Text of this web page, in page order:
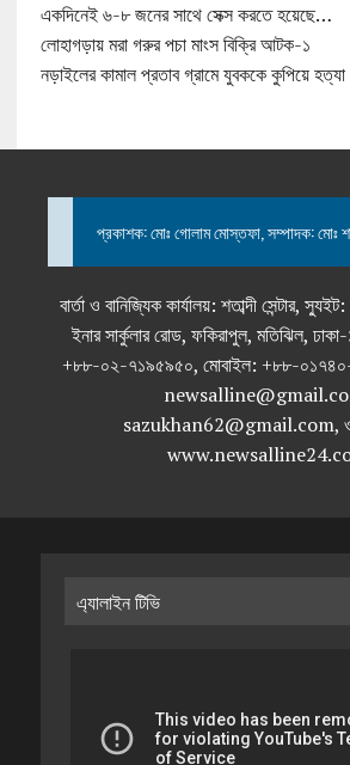
একদিনেই ৬-৮ জনের সাথে সেক্স করতে হয়েছে…
লোহাগড়ায় মরা গরুর পচা মাংস বিক্রি আটক-১
নড়াইলের কামাল প্রতাব গ্রামে যুবককে কুপিয়ে হত্যা
প্রকাশক: মোঃ গোলাম মোস্তফা, সম্পাদক: মোঃ
বার্তা ও বানিজ্যিক কার্যালয়: শতাব্দী সেন্টার,
ইনার সার্কুলার রোড, ফকিরাপুল, মতিঝিল,
+৮৮-০২-৭১৯৫৯৫০, মোবাইল: +৮৮-
sazukhan62@gmail.com,
এ্যালাইন টিভি